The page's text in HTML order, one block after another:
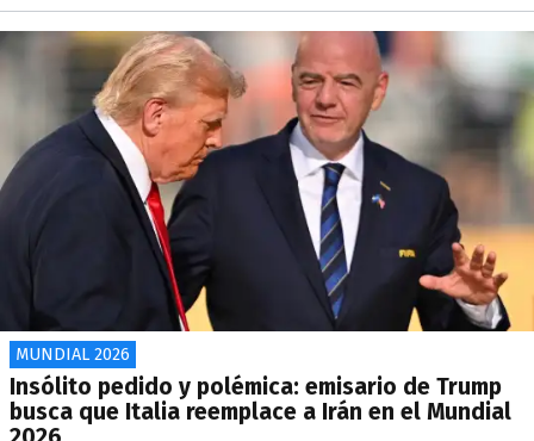
MUNDIAL 2026
Insólito pedido y polémica: emisario de Trump
busca que Italia reemplace a Irán en el Mundial